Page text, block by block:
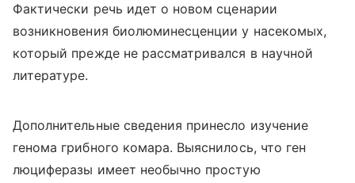
Фактически речь идет о новом сценарии
возникновения биолюминесценции у насекомых,
который прежде не рассматривался в научной
литературе.
Дополнительные сведения принесло изучение
генома грибного комара. Выяснилось, что ген
люциферазы имеет необычно простую